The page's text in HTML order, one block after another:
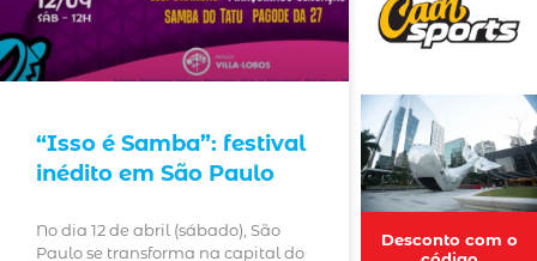
“Isso é Samba”: festival
inédito em São Paulo
No dia 12 de abril (sábado), São
Paulo se transforma na capital do
Desconto com o